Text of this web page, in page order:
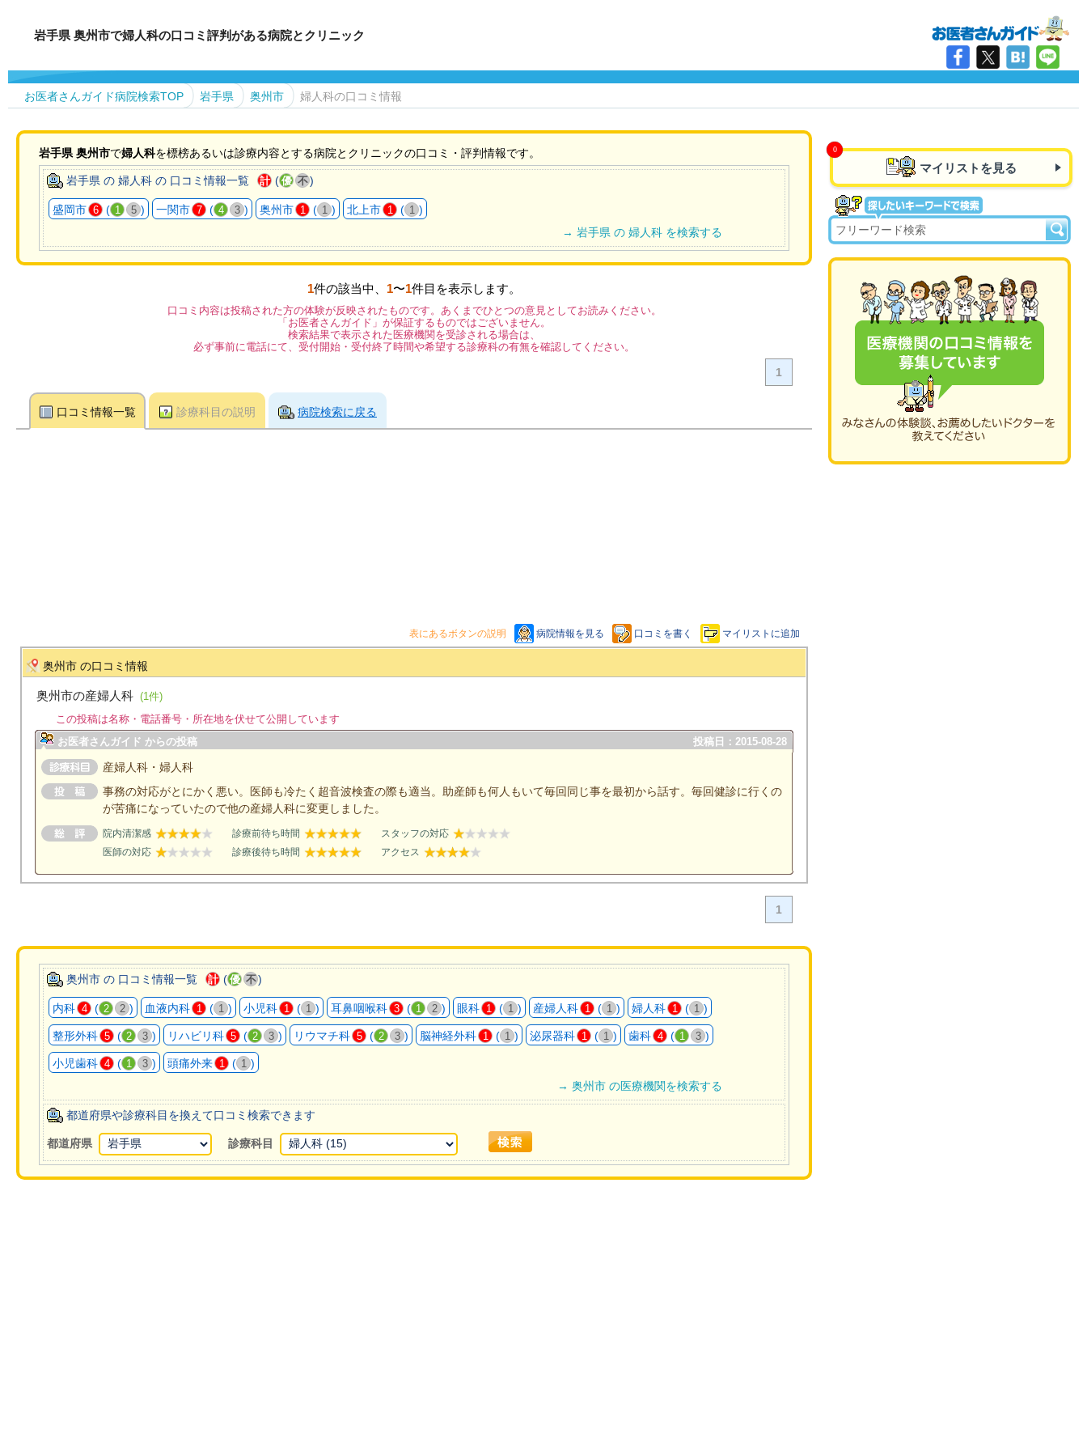
岩手県 奥州市で婦人科の口コミ評判がある病院とクリニック
お医者さんガイド病院検索TOP 岩手県 奥州市 婦人科の口コミ情報
岩手県 奥州市で婦人科を標榜あるいは診療内容とする病院とクリニックの口コミ・評判情報です。
岩手県 の 婦人科 の 口コミ情報一覧 計 (優 不)
盛岡市 6 ( 1 5 ) 一関市 7 ( 4 3 ) 奥州市 1 ( 1 ) 北上市 1 ( 1 )
→ 岩手県 の 婦人科 を検索する
1件の該当中、 1〜1件目を表示します。
口コミ内容は投稿された方の体験が反映されたものです。あくまでひとつの意見としてお読みください。
「お医者さんガイド」が保証するものではございません。
検索結果で表示された医療機関を受診される場合は、
必ず事前に電話にて、受付開始・受付終了時間や希望する診療科の有無を確認してください。
1
口コミ情報一覧 診療科目の説明 病院検索に戻る
表にあるボタンの説明 病院情報を見る 口コミを書く マイリストに追加
奥州市 の口コミ情報
奥州市の産婦人科 (1件)
この投稿は名称・電話番号・所在地を伏せて公開しています
お医者さんガイド からの投稿
投稿日：2015-08-28
産婦人科・婦人科
事務の対応がとにかく悪い。医師も冷たく超音波検査の際も適当。助産師も何人もいて毎回同じ事を最初から話す。毎回健診に行くの
が苦痛になっていたので他の産婦人科に変更しました。
院内清潔感 診療前待ち時間
スタッフの対応
医師の対応
診療後待ち時間 アクセス
1
奥州市 の 口コミ情報一覧 計 (優 不)
内科 4 ( 2 2 ) 血液内科 1 ( 1 ) 小児科 1 ( 1 ) 耳鼻咽喉科 3 ( 1 2 ) 眼科 1 ( 1 ) 産婦人科 1 ( 1 ) 婦人科 1 ( 1 )
整形外科 5 ( 2 3 ) リハビリ科 5 ( 2 3 ) リウマチ科 5 ( 2 3 ) 脳神経外科 1 ( 1 ) 泌尿器科 1 ( 1 ) 歯科 4 ( 1 3 )
小児歯科 4 ( 1 3 ) 頭痛外来 1 ( 1 )
→ 奥州市 の医療機関を検索する
都道府県や診療科目を換えて口コミ検索できます
都道府県 診療科目
マイリストを見る